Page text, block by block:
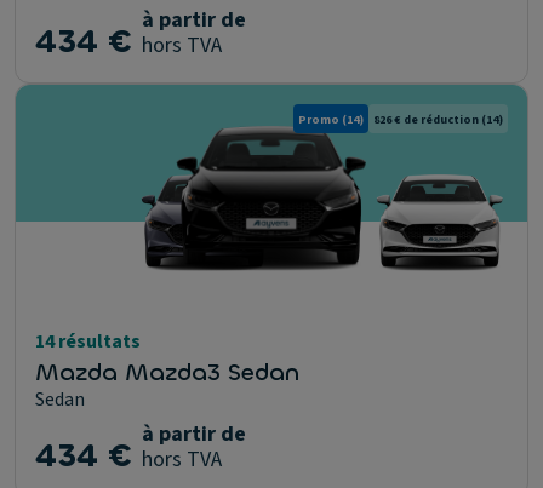
434 € à partir de
hors TVA
Promo (14) 826 € de réduction (14)
14 résultats
Mazda Mazda3 Sedan
Sedan
434 € à partir de
hors TVA